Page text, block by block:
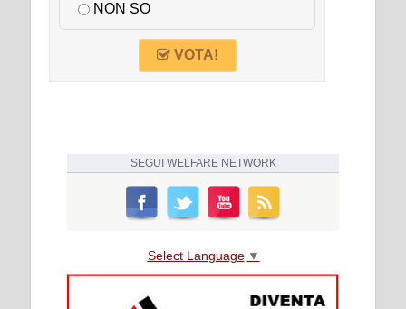
NON SO
VOTA!
SEGUI WELFARE NETWORK
Select Language ▼